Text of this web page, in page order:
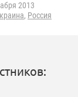
2013
, Россия